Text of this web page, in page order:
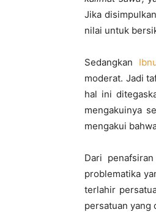
Jika
nilai untuk
Sedangkan
moderat. Jadi
hal ini
mengakuinya
mengakui
Dari
problematika
terlahir
persatuan yang